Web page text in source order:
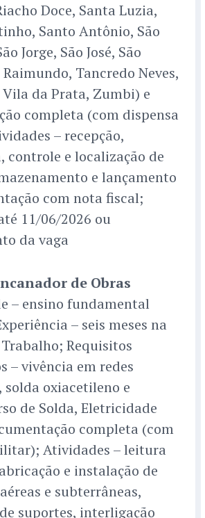
Doce, Santa Luzia,
Santo Antônio, São
Jorge, São José, São
Tancredo Neves,
Vila da Prata, Zumbi) e
completa (com dispensa
– recepção,
controle e localização de
e lançamento
com nota fiscal;
11/06/2026 ou
da vaga
de Obras
– ensino fundamental
– seis meses na
Requisitos
– vivência em redes
oxiacetileno e
de Solda, Eletricidade
completa (com
Atividades – leitura
e instalação de
e subterrâneas,
suportes, interligação